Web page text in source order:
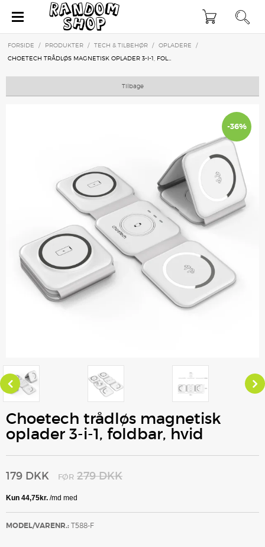
FORSIDE / PRODUKTER / TECH & TILBEHØR / OPLADERE
/
Tilbage
-36%
Choetech trådløs magnetisk
oplader 3-i-1, foldbar, hvid
179 DKK FØR 279 DKK
MODEL/VARENR.: T588-F